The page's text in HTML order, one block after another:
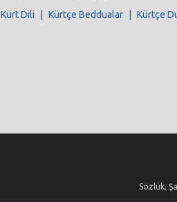
Kürt Dili
| Kürtçe Beddualar | Kürtçe
Sözlük,